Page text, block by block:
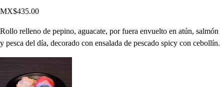
MX$435.00
Rollo relleno de pepino, aguacate, por fuera envuelto en atún, salmón
y pesca del día, decorado con ensalada de pescado spicy con cebollín.